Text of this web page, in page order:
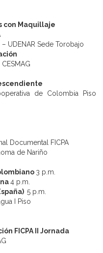
con Maquillaje
UDENAR Sede Torobajo
de Colombia Piso
Documental FICPA
de Nariño
3 p.m.
4 p.m.
5 p.m.
I Piso
FICPA II Jornada